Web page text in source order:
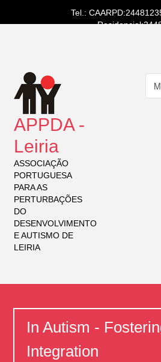
Tel.:
APPDA -
Leiria
ASSOCIAÇÃO
PORTUGUESA
PARA AS
PERTURBAÇÕES
DO
DESENVOLVIMENTO
E AUTISMO DE
LEIRIA
In Autism -
Integration